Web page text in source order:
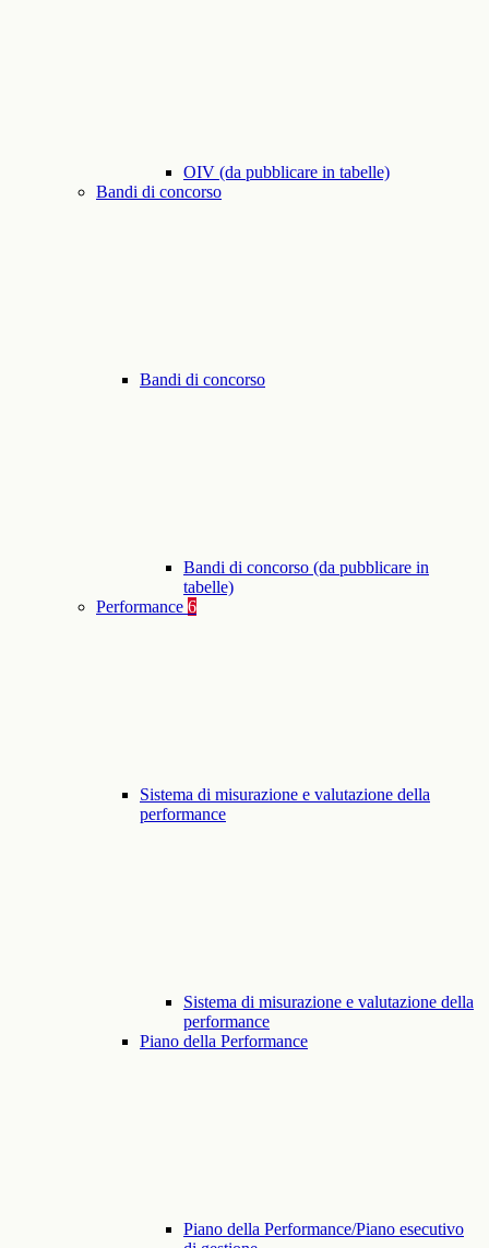
OIV (da pubblicare in tabelle)
Bandi di concorso
Bandi di concorso
Bandi di concorso (da pubblicare in
tabelle)
Performance 6
Sistema di misurazione e valutazione della
performance
Sistema di misurazione e valutazione della
performance
Piano della Performance
Piano della Performance/Piano esecutivo